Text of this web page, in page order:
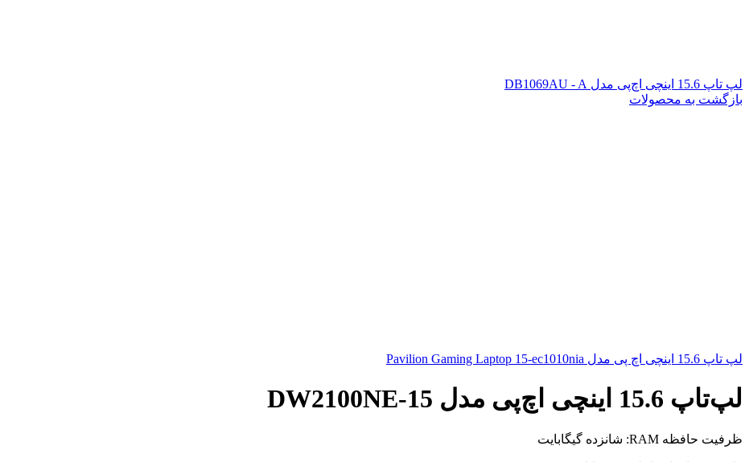
لپ تاپ 15.6 اینچی اچ‌پی مدل DB1069AU - A
بازگشت به محصولات
لپ تاپ 15.6 اینچی اچ پی مدل Pavilion Gaming Laptop 15-ec1010nia
لپ‌تاپ 15.6 اینچی اچ‌پی مدل 15-DW2100NE
ظرفیت حافظه RAM: شانزده گیگابایت